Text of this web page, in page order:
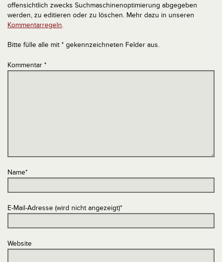
offensichtlich zwecks Suchmaschinenoptimierung abgegeben
werden, zu editieren oder zu löschen. Mehr dazu in unseren
Kommentarregeln.
Bitte fülle alle mit * gekennzeichneten Felder aus.
Kommentar *
Name*
E-Mail-Adresse (wird nicht angezeigt)*
Website